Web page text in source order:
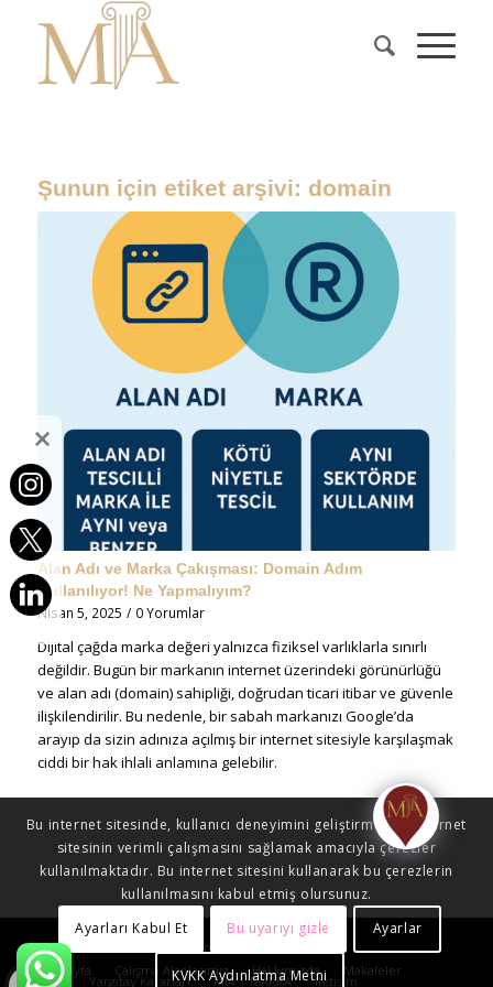
Şunun için etiket arşivi: domain
Alan Adı ve Marka Çakışması: Domain Adım
Kullanılıyor! Ne Yapmalıyım?
Nisan 5, 2025 / 0 Yorumlar
Dijital çağda marka değeri yalnızca fiziksel varlıklarla sınırlı
değildir. Bugün bir markanın internet üzerindeki görünürlüğü
ve alan adı (domain) sahipliği, doğrudan ticari itibar ve güvenle
ilişkilendirilir. Bu nedenle, bir sabah markanızı Google’da
arayıp da sizin adınıza açılmış bir internet sitesiyle karşılaşmak
ciddi bir hak ihlali anlamına gelebilir.
© Telif Hakkı - Mia Hukuk Danışmanlık 2023
Anasayfa
Çalışma Alanlarımız Hakkımızda Makaleler
Blog Yargıtay Kararları MİA | MARKA İletişim
Bu internet sitesinde, kullanıcı deneyimini geliştirmek ve internet
sitesinin verimli çalışmasını sağlamak amacıyla çerezler
kullanılmaktadır. Bu internet sitesini kullanarak bu çerezlerin
kullanılmasını kabul etmiş olursunuz.
Ayarları Kabul Et
Bu uyarıyı gizle Ayarlar
KVKK Aydınlatma Metni